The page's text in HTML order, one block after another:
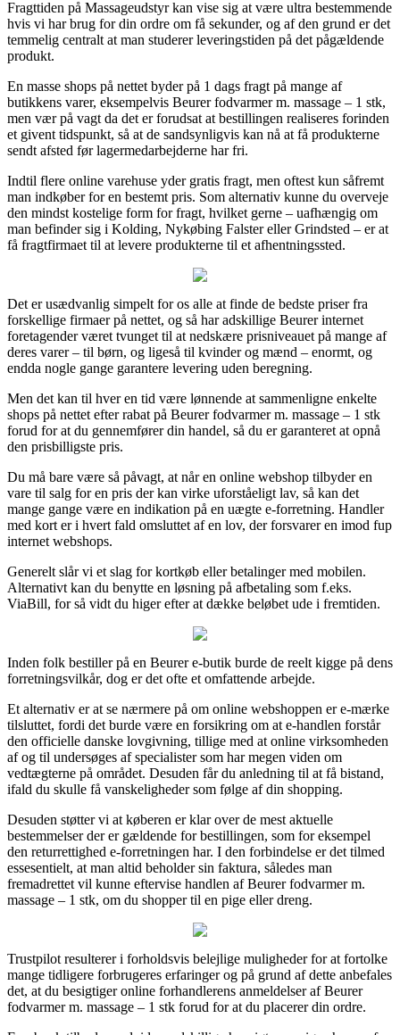
Fragttiden på Massageudstyr kan vise sig at være ultra bestemmende
hvis vi har brug for din ordre om få sekunder, og af den grund er det
temmelig centralt at man studerer leveringstiden på det pågældende
produkt.
En masse shops på nettet byder på 1 dags fragt på mange af
butikkens varer, eksempelvis Beurer fodvarmer m. massage – 1 stk,
men vær på vagt da det er forudsat at bestillingen realiseres forinden
et givent tidspunkt, så at de sandsynligvis kan nå at få produkterne
sendt afsted før lagermedarbejderne har fri.
Indtil flere online varehuse yder gratis fragt, men oftest kun såfremt
man indkøber for en bestemt pris. Som alternativ kunne du overveje
den mindst kostelige form for fragt, hvilket gerne – uafhængig om
man befinder sig i Kolding, Nykøbing Falster eller Grindsted – er at
få fragtfirmaet til at levere produkterne til et afhentningssted.
Det er usædvanlig simpelt for os alle at finde de bedste priser fra
forskellige firmaer på nettet, og så har adskillige Beurer internet
foretagender været tvunget til at nedskære prisniveauet på mange af
deres varer – til børn, og ligeså til kvinder og mænd – enormt, og
endda nogle gange garantere levering uden beregning.
Men det kan til hver en tid være lønnende at sammenligne enkelte
shops på nettet efter rabat på Beurer fodvarmer m. massage – 1 stk
forud for at du gennemfører din handel, så du er garanteret at opnå
den prisbilligste pris.
Du må bare være så påvagt, at når en online webshop tilbyder en
vare til salg for en pris der kan virke uforståeligt lav, så kan det
mange gange være en indikation på en uægte e-forretning. Handler
med kort er i hvert fald omsluttet af en lov, der forsvarer en imod fup
internet webshops.
Generelt slår vi et slag for kortkøb eller betalinger med mobilen.
Alternativt kan du benytte en løsning på afbetaling som f.eks.
ViaBill, for så vidt du higer efter at dække beløbet ude i fremtiden.
Inden folk bestiller på en Beurer e-butik burde de reelt kigge på dens
forretningsvilkår, dog er det ofte et omfattende arbejde.
Et alternativ er at se nærmere på om online webshoppen er e-mærke
tilsluttet, fordi det burde være en forsikring om at e-handlen forstår
den officielle danske lovgivning, tillige med at online virksomheden
af og til undersøges af specialister som har megen viden om
vedtægterne på området. Desuden får du anledning til at få bistand,
ifald du skulle få vanskeligheder som følge af din shopping.
Desuden støtter vi at køberen er klar over de mest aktuelle
bestemmelser der er gældende for bestillingen, som for eksempel
den returrettighed e-forretningen har. I den forbindelse er det tilmed
essesentielt, at man altid beholder sin faktura, således man
fremadrettet vil kunne eftervise handlen af Beurer fodvarmer m.
massage – 1 stk, om du shopper til en pige eller dreng.
Trustpilot resulterer i forholdsvis belejlige muligheder for at fortolke
mange tidligere forbrugeres erfaringer og på grund af dette anbefales
det, at du besigtiger online forhandlerens anmeldelser af Beurer
fodvarmer m. massage – 1 stk forud for at du placerer din ordre.